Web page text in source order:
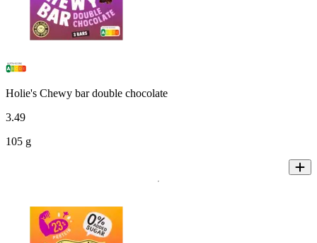
Holie's Chewy bar double chocolate
3.49
105 g